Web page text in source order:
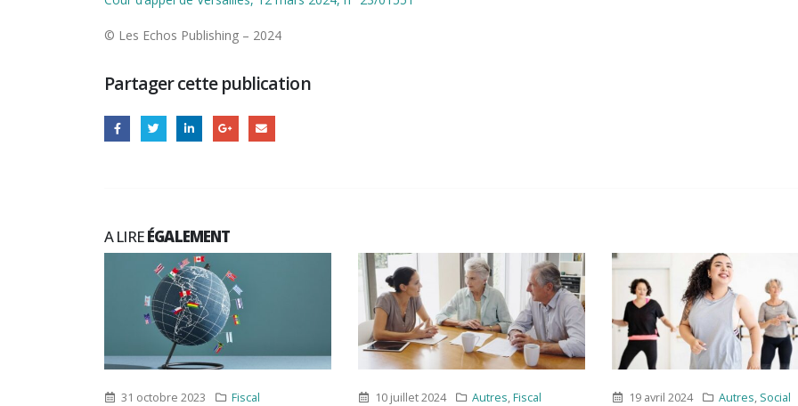
© Les Echos Publishing – 2024
Partager cette publication
A LIREÉGALEMENT
10 juillet 2024 Autres, 19 avril 2024 Autres,Social
8 novembre 2023
Fiscal